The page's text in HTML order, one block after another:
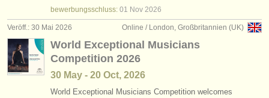
bewerbungsschluss: 01 Nov 2026
Online / London, Großbritannien (UK)
Veröff.: 30 Mai 2026
World Exceptional Musicians
Competition 2026
30 May - 20 Oct, 2026
World Exceptional Musicians Competition welcomes